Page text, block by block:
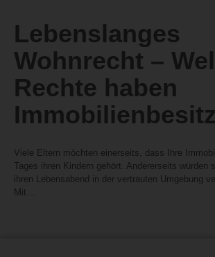
Lebenslanges
Wohnrecht –
Rechte haben
Viele Eltern möchten einerseits, dass Ihre
Tages ihren Kindern gehört. Andererseits würden
ihren Lebensabend in der vertrauten Umgebung
Mit…